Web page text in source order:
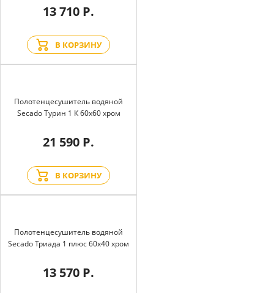
13 710 Р.
В КОРЗИНУ
Полотенцесушитель водяной
Secado Турин 1 К 60x60 хром
21 590 Р.
В КОРЗИНУ
Полотенцесушитель водяной
Secado Триада 1 плюс 60x40 хром
13 570 Р.